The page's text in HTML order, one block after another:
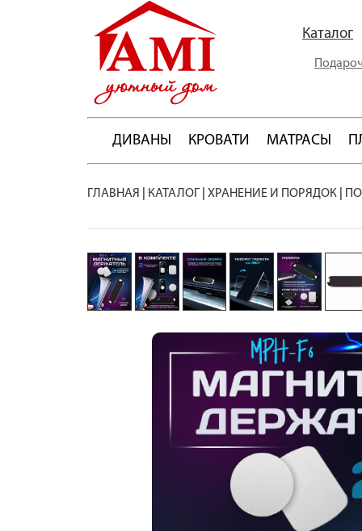
Каталог
ДИВАНЫ КРОВАТИ МАТРАСЫ
ГЛАВНАЯ КАТАЛОГ ХРАНЕНИЕ И ПОРЯДОК